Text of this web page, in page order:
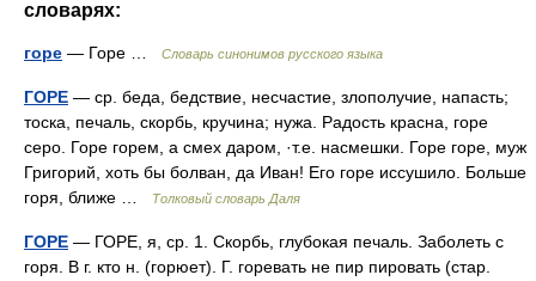
словарях:
горе — Горе … Словарь синонимов русского языка
ГОРЕ — ср. беда, бедствие, несчастие, злополучие, напасть;
тоска, печаль, скорбь, кручина; нужа. Радость красна, горе
серо. Горе горем, а смех даром, ·т.е. насмешки. Горе горе, муж
Григорий, хоть бы болван, да Иван! Его горе иссушило. Больше
горя, ближе …
Толковый словарь Даля
ГОРЕ — ГОРЕ, я, ср. 1. Скорбь, глубокая печаль. Заболеть с
горя. В г. кто н. (горюет). Г. горевать не пир пировать (стар.